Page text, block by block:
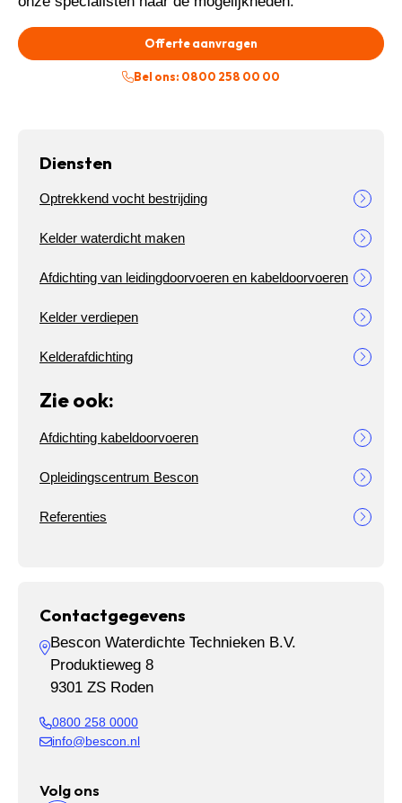
Offerte aanvragen
Bel ons: 0800 258 00 00
Diensten
Optrekkend vocht bestrijding
Kelder waterdicht maken
Afdichting van leidingdoorvoeren en kabeldoorvoeren
Kelder verdiepen
Kelderafdichting
Zie ook:
Afdichting kabeldoorvoeren
Opleidingscentrum Bescon
Referenties
Contactgegevens
Bescon Waterdichte Technieken B.V.
Produktieweg 8
9301 ZS Roden
0800 258 0000
info@bescon.nl
Volg ons